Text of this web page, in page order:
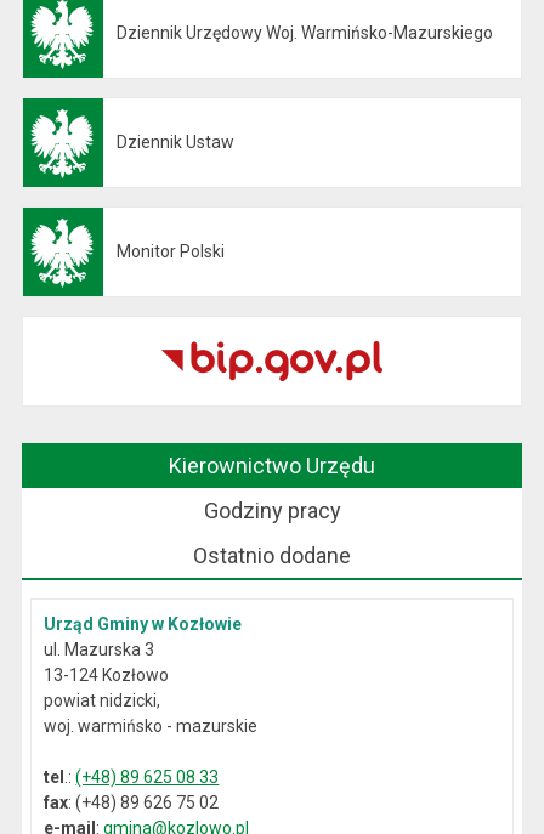
Dziennik Urzędowy Woj. Warmińsko-Mazurskiego
Dziennik Ustaw
Monitor Polski
Kierownictwo Urzędu
Godziny pracy
Ostatnio dodane
Urząd Gminy w Kozłowie
ul. Mazurska 3
13-124 Kozłowo
powiat nidzicki,
woj. warmińsko - mazurskie
tel .:(+48) 89 625 08 33
fax: (+48) 89 626 75 02
e-mail:gmina@kozlowo.pl